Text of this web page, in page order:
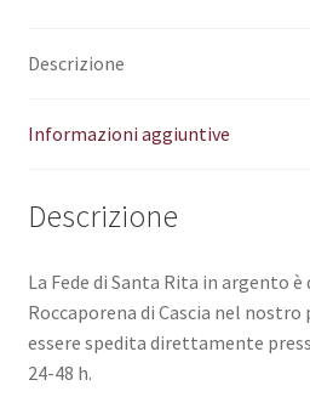
Descrizione
Informazioni aggiuntive
Descrizione
La Fede di Santa Rita in argento
Roccaporena di Cascia nel
essere spedita direttamente
24-48 h.